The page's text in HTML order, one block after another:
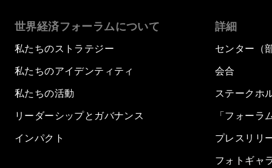
世界経済フォーラムについて
私たちのストラテジー
私たちのアイデンティティ
私たちの活動
リーダーシップとガバナンス
インパクト
詳細
センター（
会合
ステークホ
「フォーラ
プレスリリ
フォトギャ